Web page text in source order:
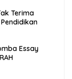
Terima
Essay